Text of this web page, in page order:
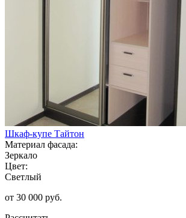
Шкаф-купе Тайтон
Материал фасада:
Зеркало
Цвет:
Светлый
от 30 000 руб.